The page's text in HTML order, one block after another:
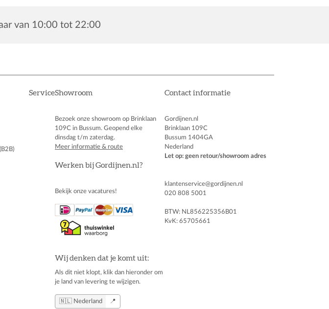
van 10:00 tot 22:00
Showroom
Bezoek onze showroom op Brinklaan
109C in Bussum. Geopend elke
dinsdag t/m zaterdag.
Meer informatie & route
Werken bij Gordijnen.nl?
Bekijk onze vacatures!
Wij denken dat je komt uit:
Als dit niet klopt, klik dan hieronder om
je land van levering te wijzigen.
🇳🇱 Nederland 📍
Contact informatie
Gordijnen.nl
Brinklaan 109C
Bussum 1404GA
Nederland
Let op: geen retour/showroom adres
klantenservice@gordijnen.nl
020 808 5001
BTW: NL856225356B01
KvK: 65705661
Service